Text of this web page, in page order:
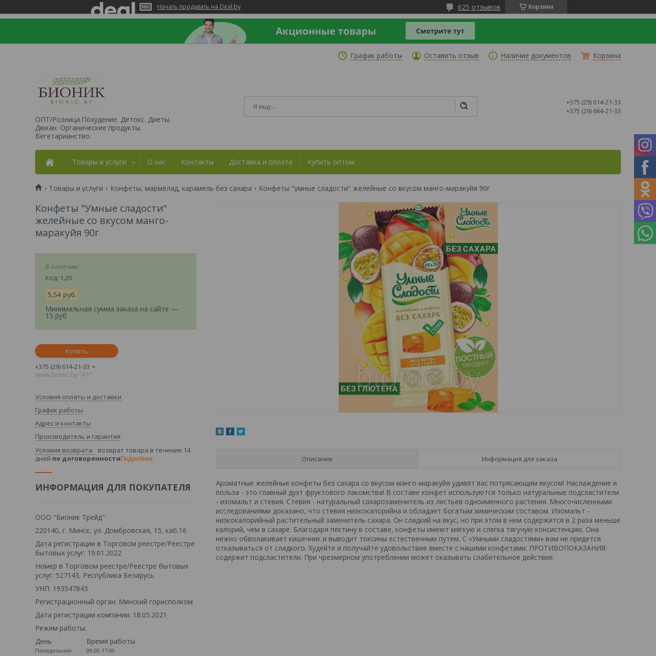
Начать продавать на Deal.by Корзина
625 отзывов
График работы Оставить отзыв Наличие документов Корзина
ОПТ/Розница.Похудение. Детокс. Диеты.
Дюкан. Органические продукты.
Вегетарианство.
+375 (29) 614-21-33
+375 (29) 664-21-33
Товары и услуги О нас Контакты Доставка и оплата Купить оптом
Товары и услуги Конфеты, мармелад, карамель без сахара Конфеты "умные сладости" желейные со вкусом манго-маракуйя 90г
Описание Информация для заказа
Ароматные желейные конфеты без сахара со вкусом манго-маракуйя удивят вас потрясающим вкусом! Наслаждение и
польза - это главный дуэт фруктового лакомства! В составе конфет используются только натуральные подсластители
- изомальт и стевия. Стевия - натуральный сахарозаменитель из листьев одноименного растения. Многочисленными
исследованиями доказано, что стевия низкокалорийна и обладает богатым химическим составом. Изомальт -
низкокалорийный растительный заменитель сахара. Он сладкий на вкус, но при этом в нем содержится в 2 раза меньше
калорий, чем в сахаре. Благодаря пектину в составе, конфеты имеют мягкую и слегка тягучую консистенцию. Она
нежно обволакивает кишечник и выводит токсины естественным путем. С «Умными сладостями» вам не придется
отказываться от сладкого. Худейте и получайте удовольствие вместе с нашими конфетами. ПРОТИВОПОКАЗАНИЯ:
содержит подсластители. При чрезмерном употреблении может оказывать слабительное действие.
Конфеты "Умные сладости"
желейные со вкусом манго-
маракуйя 90г
В наличии
Код: 1,20
5,54 руб.
Минимальная сумма заказа на сайте —
15 руб
Купить
+375 (29) 614-21-33
www.bionic.by "А1"
Условия оплаты и доставки
График работы
Адрес и контакты
Производитель и гарантия
возврат товара в течение 14
дней по договоренности Подробнее
ИНФОРМАЦИЯ ДЛЯ ПОКУПАТЕЛЯ
ООО "Бионик Трейд"
220140, г. Минск, ул. Домбровская, 15, каб.16
Дата регистрации в Торговом реестре/Реестре
бытовых услуг: 19.01.2022
Номер в Торговом реестре/Реестре бытовых
услуг: 527143, Республика Беларусь
УНП: 193547843
Регистрационный орган: Минский горисполком
Дата регистрации компании: 18.05.2021
Режим работы:
День
Время работы
Понедельник
09:00-17:00